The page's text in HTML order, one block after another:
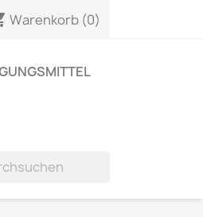
Warenkorb (0)